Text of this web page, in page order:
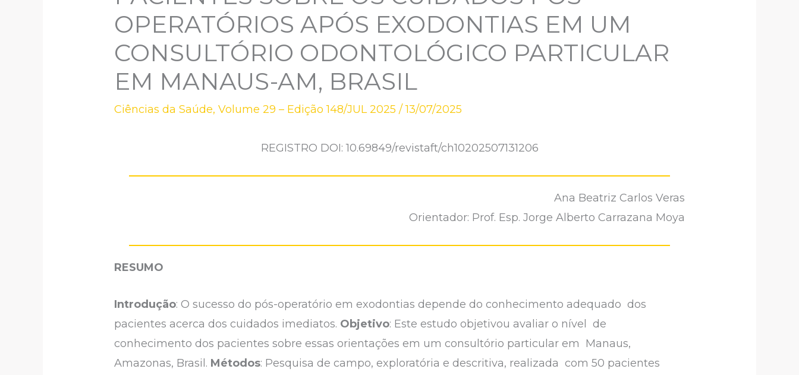
OPERATÓRIOS APÓS EXODONTIAS EM UM
CONSULTÓRIO ODONTOLÓGICO PARTICULAR
EM MANAUS-AM, BRASIL
Ciências da Saúde,Volume 29 – Edição 148/JUL 2025 /13/07/2025
REGISTRO DOI: 10.69849/revistaft/ch10202507131206
Ana Beatriz Carlos Veras
Orientador: Prof. Esp. Jorge Alberto Carrazana Moya
RESUMO
Introdução: O sucesso do pós-operatório em exodontias depende do conhecimento adequado dos
pacientes acerca dos cuidados imediatos. Objetivo: Este estudo objetivou avaliar o nível de
conhecimento dos pacientes sobre essas orientações em um consultório particular em Manaus,
Amazonas, Brasil. Métodos: Pesquisa de campo, exploratória e descritiva, realizada com 50 pacientes